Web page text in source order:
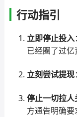
行动指引
立即停止投入
已经圈了过
立刻尝试提现
停止一切拉人
方通告明确